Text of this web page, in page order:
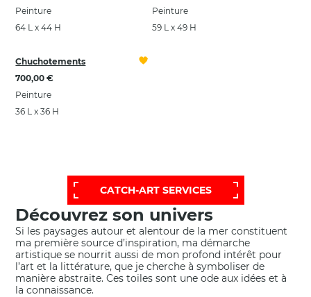
Peinture
64 L x 44 H
Peinture
59 L x 49 H
Chuchotements
700,00 €
Peinture
36 L x 36 H
CATCH-ART SERVICES
Découvrez son univers
Si les paysages autour et alentour de la mer constituent
ma première source d’inspiration, ma démarche
artistique se nourrit aussi de mon profond intérêt pour
l’art et la littérature, que je cherche à symboliser de
manière abstraite. Ces toiles sont une ode aux idées et à
la connaissance.